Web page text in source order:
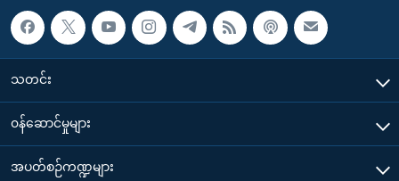
သတင်း
၀န်ဆောင်မှုများ
အပတ်စဉ်ကဏ္ဍများ